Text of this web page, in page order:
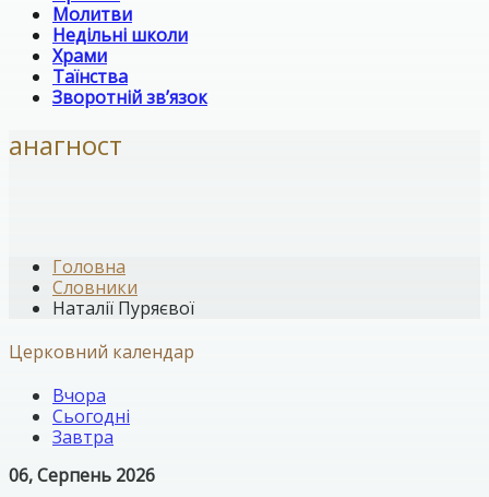
Молитви
Недільні школи
Храми
Таїнства
Зворотній зв’язок
анагност
Головна
Словники
Наталії Пуряєвої
Церковний календар
Вчора
Сьогодні
Завтра
06, Серпень 2026